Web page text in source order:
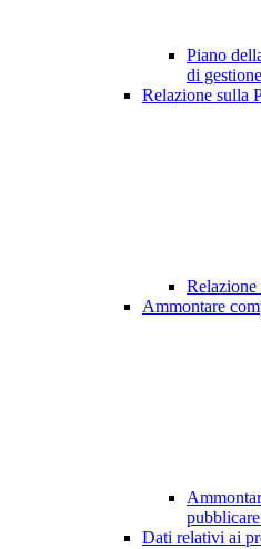
Piano
di gestione
Relazione sulla
Relazione
Ammontare
Dati relativi ai